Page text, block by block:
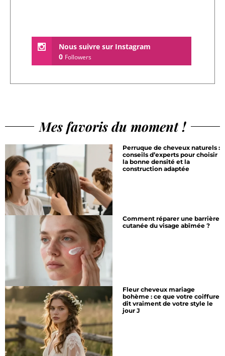
Nous suivre sur Instagram
0 Followers
Mes favoris du moment !
Perruque de cheveux naturels :
conseils d’experts pour choisir
la bonne densité et la
construction adaptée
Comment réparer une barrière
cutanée du visage abîmée ?
Fleur cheveux mariage
bohème : ce que votre coiffure
dit vraiment de votre style le
jour J